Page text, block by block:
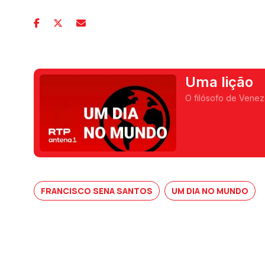
Uma lição
O filósofo de
FRANCISCO SENA SANTOS UM DIA NO MUNDO